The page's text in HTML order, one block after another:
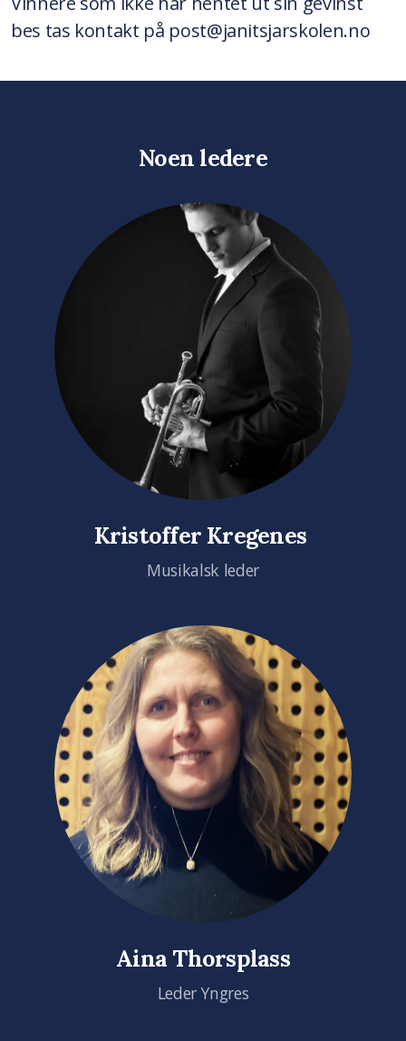
bes tas kontakt på post@janitsjarskolen.no
Noen ledere
Kristoffer Kregenes
Musikalsk leder
Aina Thorsplass
Leder Yngres